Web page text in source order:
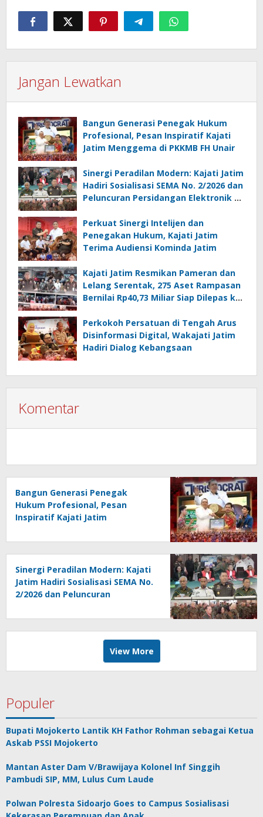
Jangan Lewatkan
Bangun Generasi Penegak Hukum
Profesional, Pesan Inspiratif Kajati
Jatim Menggema di PKKMB FH Unair
Sinergi Peradilan Modern: Kajati Jatim
Hadiri Sosialisasi SEMA No. 2/2026 dan
Peluncuran Persidangan Elektronik di
Perkuat Sinergi Intelijen dan
Penegakan Hukum, Kajati Jatim
Terima Audiensi Kominda Jatim
Kajati Jatim Resmikan Pameran dan
Lelang Serentak, 275 Aset Rampasan
Bernilai Rp40,73 Miliar Siap Dilepas ke
Perkokoh Persatuan di Tengah Arus
Disinformasi Digital, Wakajati Jatim
Hadiri Dialog Kebangsaan
Komentar
Bangun Generasi Penegak
Hukum Profesional, Pesan
Inspiratif Kajati Jatim
Sinergi Peradilan Modern: Kajati
Jatim Hadiri Sosialisasi SEMA No.
2/2026 dan Peluncuran
Surabaya
View More
Populer
Bupati Mojokerto Lantik KH Fathor Rohman sebagai Ketua
Askab PSSI Mojokerto
Mantan Aster Dam V/Brawijaya Kolonel Inf Singgih
Pambudi SIP, MM, Lulus Cum Laude
Polwan Polresta Sidoarjo Goes to Campus Sosialisasi